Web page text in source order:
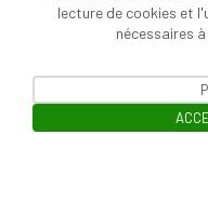
lecture de cookies et
nécessaires